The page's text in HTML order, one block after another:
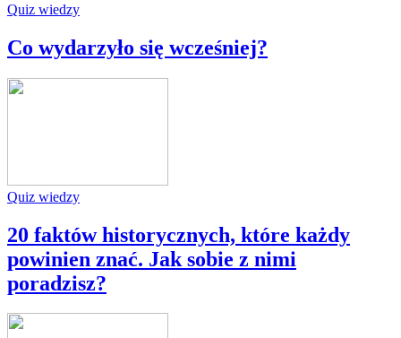
Quiz wiedzy
Co wydarzyło się wcześniej?
Quiz wiedzy
20 faktów historycznych, które każdy
powinien znać. Jak sobie z nimi
poradzisz?